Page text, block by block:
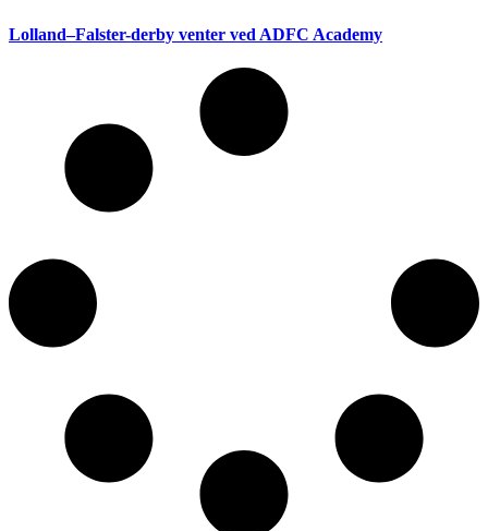
Lolland–Falster-derby venter ved ADFC Academy